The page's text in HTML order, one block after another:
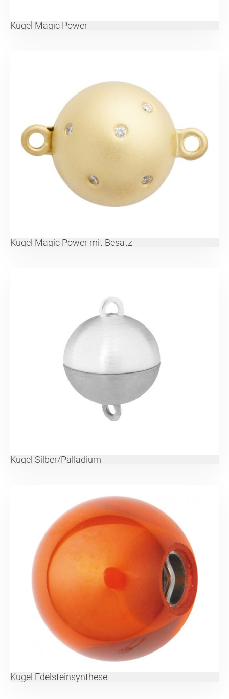
Kugel Magic Power
Kugel Magic Power mit Besatz
Kugel Silber/Palladium
Kugel Edelsteinsynthese